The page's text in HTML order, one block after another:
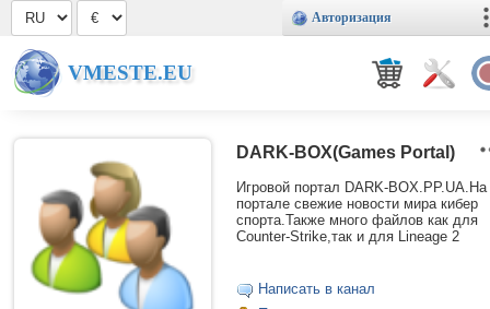
Авторизация
VMESTE.EU
DARK-BOX(Games Portal)
Игровой портал DARK-BOX.PP.UA.На
портале свежие новости мира кибер
спорта.Также много файлов как для
Counter-Strike,так и для Lineage 2
Написать в канал